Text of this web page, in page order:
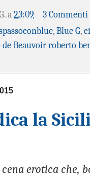
a 23:09
3 Commenti
, Blue G,
de Beauvoir roberto
la
erotica che,